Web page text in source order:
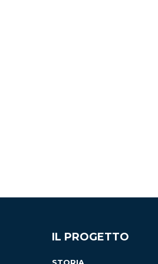
IL PROGETTO
STORIA